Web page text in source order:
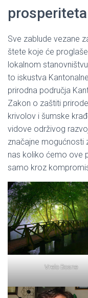
prosperiteta
Sve zablude vezane
štete koje će
lokalnom
to iskustva
prirodna područja
Zakon o zaštiti
krivolov i šumske
vidove održivog
značajne mogućnosti
nas koliko ćemo ove
samo kroz
Vrelo Bosne